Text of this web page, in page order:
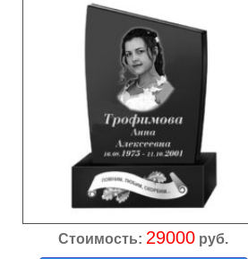
Стоимость: 29000 руб.